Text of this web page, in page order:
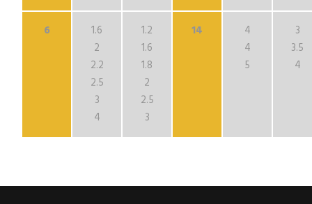
6
1.6
2
2.2
2.5
3
4
1.2
1.6
1.8
2
2.5
3
14
4
4
5
3
3.5
4